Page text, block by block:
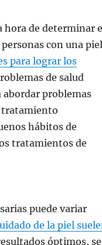
hora de determinar
con una piel
para lograr los
de salud
abordar problemas
tratamiento
hábitos de
tratamientos de
puede variar
de la piel
óptimos, se